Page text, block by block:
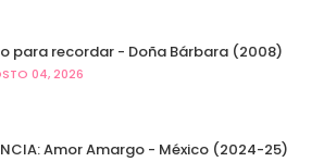
para recordar - Doña Bárbara (2008)
04, 2026
Amor Amargo - México (2024-25)